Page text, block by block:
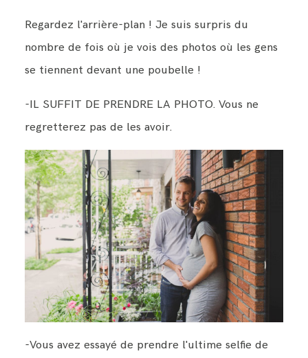
Regardez l'arrière-plan ! Je suis surpris du
nombre de fois où je vois des photos où les gens
se tiennent devant une poubelle !
-IL SUFFIT DE PRENDRE LA PHOTO. Vous ne
regretterez pas de les avoir.
-Vous avez essayé de prendre l'ultime selfie de